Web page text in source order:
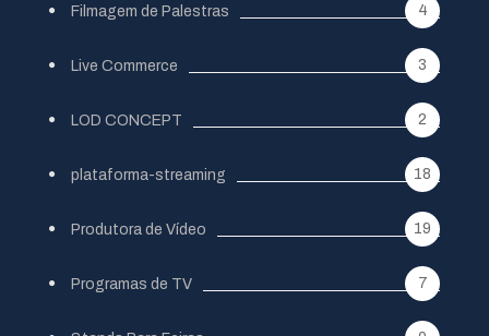
Filmagem de Palestras 4
Live Commerce 3
LOD CONCEPT 2
plataforma-streaming 18
Produtora de Vídeo 19
Programas de TV 7